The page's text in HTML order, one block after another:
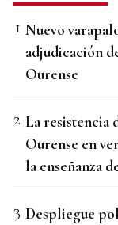
Nuevo
adjudicación
Ourense
La resistencia
Ourense en
la enseñanza
Despliegue